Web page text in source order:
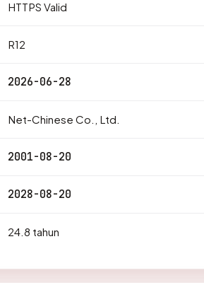
HTTPS Valid
R12
2026-06-28
Net-Chinese Co., Ltd.
2001-08-20
2028-08-20
24.8 tahun